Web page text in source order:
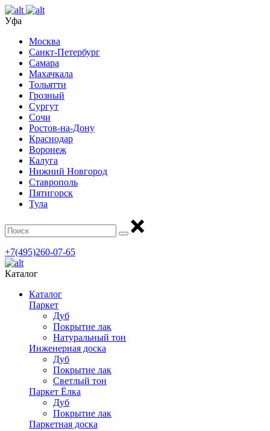
Уфа
Москва
Санкт-Петербург
Самара
Махачкала
Тольятти
Грозный
Сургут
Сочи
Ростов-на-Дону
Краснодар
Воронеж
Калуга
Нижний Новгород
Ставрополь
Пятигорск
Тула
+7(495)260-07-65
Каталог
Каталог
Паркет
Дуб
Покрытие лак
Натуральный тон
Инженерная доска
Дуб
Покрытие лак
Светлый тон
Паркет Ёлка
Дуб
Покрытие лак
Паркетная доска